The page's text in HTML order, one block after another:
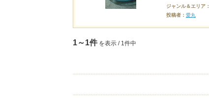
ジャンル＆エリア：
投稿者： 愛丸
1～1件 を表示 / 1件中